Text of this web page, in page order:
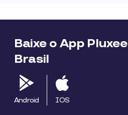
Baixe o App Pluxee
Brasil
Android IOS